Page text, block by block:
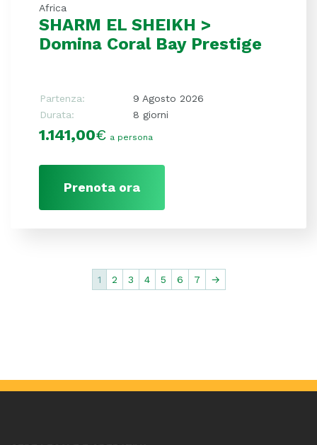
Africa
SHARM EL SHEIKH >
Domina Coral Bay Prestige
Partenza:
9 Agosto 2026
Durata:
8 giorni
1.141,00€ a persona
Prenota ora
1 2 3 4 5 6 7 →